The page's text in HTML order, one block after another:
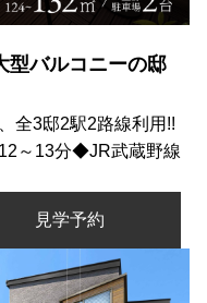
型バルコニーの邸
全3邸2駅2路線利用!!
～13分◆JR武蔵野線
見学予約